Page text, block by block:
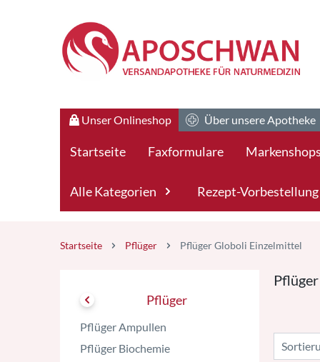
Unser Onlineshop Über unsere Apotheke
Startseite Faxformulare Markenshops
Alle Kategorien Rezept-Vorbestellung
Startseite Pflüger Pflüger Globoli Einzelmittel
Pflüger
Pflüger Ampullen
Pflüger Biochemie